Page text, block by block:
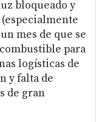
bloqueado y
mes de que se
para
logísticas de
y falta de
de gran